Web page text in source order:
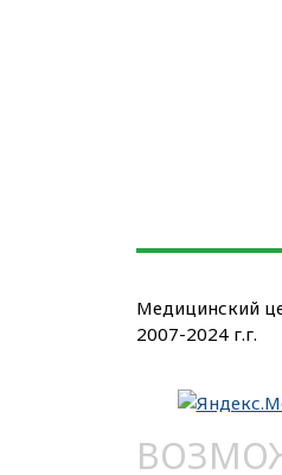
Медицинский
2007-2024 г.г.